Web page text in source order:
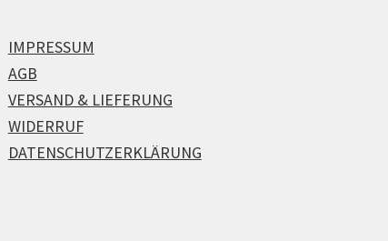
IMPRESSUM
AGB
VERSAND & LIEFERUNG
WIDERRUF
DATENSCHUTZERKLÄRUNG